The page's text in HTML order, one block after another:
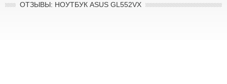
ОТЗЫВЫ: НОУТБУК ASUS GL552VX